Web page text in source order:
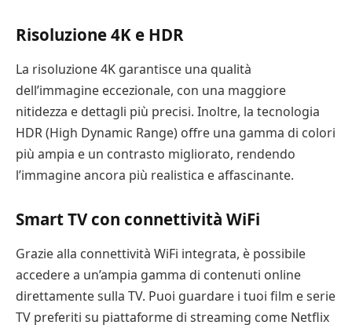
Risoluzione 4K e HDR
La risoluzione 4K garantisce una qualità
dell’immagine eccezionale, con una maggiore
nitidezza e dettagli più precisi. Inoltre, la tecnologia
HDR (High Dynamic Range) offre una gamma di colori
più ampia e un contrasto migliorato, rendendo
l’immagine ancora più realistica e affascinante.
Smart TV con connettività WiFi
Grazie alla connettività WiFi integrata, è possibile
accedere a un’ampia gamma di contenuti online
direttamente sulla TV. Puoi guardare i tuoi film e serie
TV preferiti su piattaforme di streaming come Netflix